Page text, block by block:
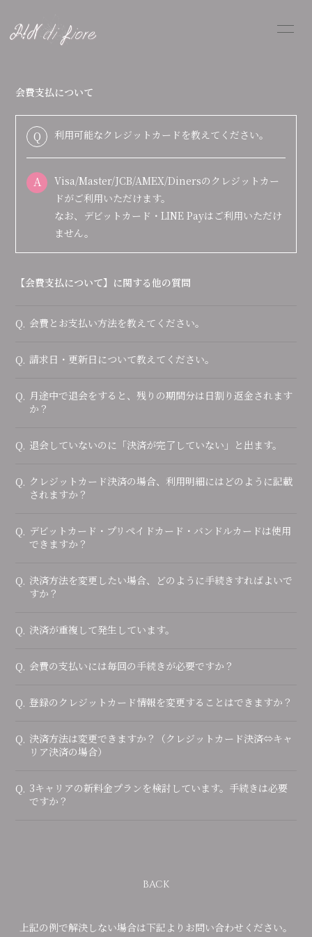
DISCOGRAPHY
FANGOODS
SHOP
BLOG
MOVIE
RADIO
会費支払について
Q 利用可能なクレジットカードを教えてください。
A
Visa/Master/JCB/AMEX/Dinersのクレジットカー
ドがご利用いただけます。
なお、デビットカード・LINE Payはご利用いただけ
ません。
【会費支払について】に関する他の質問
Q. 会費とお支払い方法を教えてください。
Q. 請求日・更新日について教えてください。
Q. 月途中で退会をすると、残りの期間分は日割り返金されます
か？
Q. 退会していないのに「決済が完了していない」と出ます。
Q. クレジットカード決済の場合、利用明細にはどのように記載
されますか？
Q. デビットカード・プリペイドカード・バンドルカードは使用
できますか？
Q. 決済方法を変更したい場合、どのように手続きすればよいで
すか？
Q. 決済が重複して発生しています。
Q. 会費の支払いには毎回の手続きが必要ですか？
Q. 登録のクレジットカード情報を変更することはできますか？
Q. 決済方法は変更できますか？（クレジットカード決済⇔キャ
リア決済の場合）
Q. 3キャリアの新料金プランを検討しています。手続きは必要
ですか？
BACK
上記の例で解決しない場合は下記よりお問い合わせください。